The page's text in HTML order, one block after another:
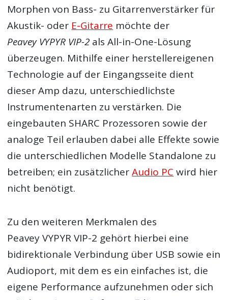
Morphen von Bass- zu Gitarrenverstärker für
Akustik- oder E-Gitarre möchte der
Peavey VYPYR VIP-2 als All-in-One-Lösung
überzeugen. Mithilfe einer herstellereigenen
Technologie auf der Eingangsseite dient
dieser Amp dazu, unterschiedlichste
Instrumentenarten zu verstärken. Die
eingebauten SHARC Prozessoren sowie der
analoge Teil erlauben dabei alle Effekte sowie
die unterschiedlichen Modelle Standalone zu
betreiben; ein zusätzlicherAudio PC wird hier
nicht benötigt.
Zu den weiteren Merkmalen des
Peavey VYPYR VIP-2 gehört hierbei eine
bidirektionale Verbindung über USB sowie ein
Audioport, mit dem es ein einfaches ist, die
eigene Performance aufzunehmen oder sich